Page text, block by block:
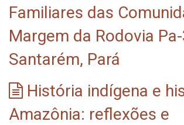
Familiares das
Margem da Rodovia
Santarém, Pará
História indígena e
Amazônia: reflexões e